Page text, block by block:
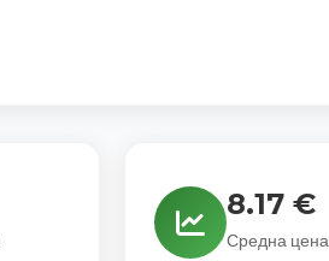
8.17 €
Средна цена